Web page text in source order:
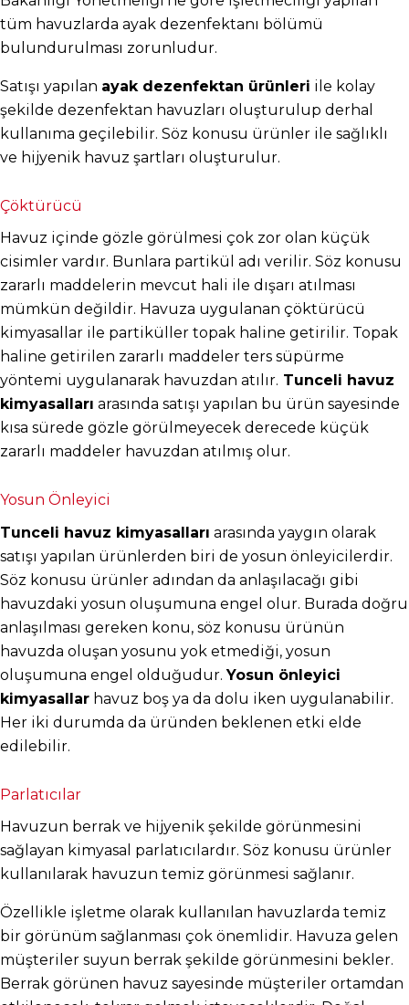
tüm havuzlarda ayak dezenfektanı bölümü
bulundurulması zorunludur.
Satışı yapılan ayak dezenfektan ürünleri ile kolay
şekilde dezenfektan havuzları oluşturulup derhal
kullanıma geçilebilir. Söz konusu ürünler ile sağlıklı
ve hijyenik havuz şartları oluşturulur.
Çöktürücü
Havuz içinde gözle görülmesi çok zor olan küçük
cisimler vardır. Bunlara partikül adı verilir. Söz konusu
zararlı maddelerin mevcut hali ile dışarı atılması
mümkün değildir. Havuza uygulanan çöktürücü
kimyasallar ile partiküller topak haline getirilir. Topak
haline getirilen zararlı maddeler ters süpürme
yöntemi uygulanarak havuzdan atılır. Tunceli havuz
kimyasalları arasında satışı yapılan bu ürün sayesinde
kısa sürede gözle görülmeyecek derecede küçük
zararlı maddeler havuzdan atılmış olur.
Yosun Önleyici
Tunceli havuz kimyasalları arasında yaygın olarak
satışı yapılan ürünlerden biri de yosun önleyicilerdir.
Söz konusu ürünler adından da anlaşılacağı gibi
havuzdaki yosun oluşumuna engel olur. Burada doğru
anlaşılması gereken konu, söz konusu ürünün
havuzda oluşan yosunu yok etmediği, yosun
oluşumuna engel olduğudur. Yosun önleyici
kimyasallar havuz boş ya da dolu iken uygulanabilir.
Her iki durumda da üründen beklenen etki elde
edilebilir.
Parlatıcılar
Havuzun berrak ve hijyenik şekilde görünmesini
sağlayan kimyasal parlatıcılardır. Söz konusu ürünler
kullanılarak havuzun temiz görünmesi sağlanır.
Özellikle işletme olarak kullanılan havuzlarda temiz
bir görünüm sağlanması çok önemlidir. Havuza gelen
müşteriler suyun berrak şekilde görünmesini bekler.
Berrak görünen havuz sayesinde müşteriler ortamdan